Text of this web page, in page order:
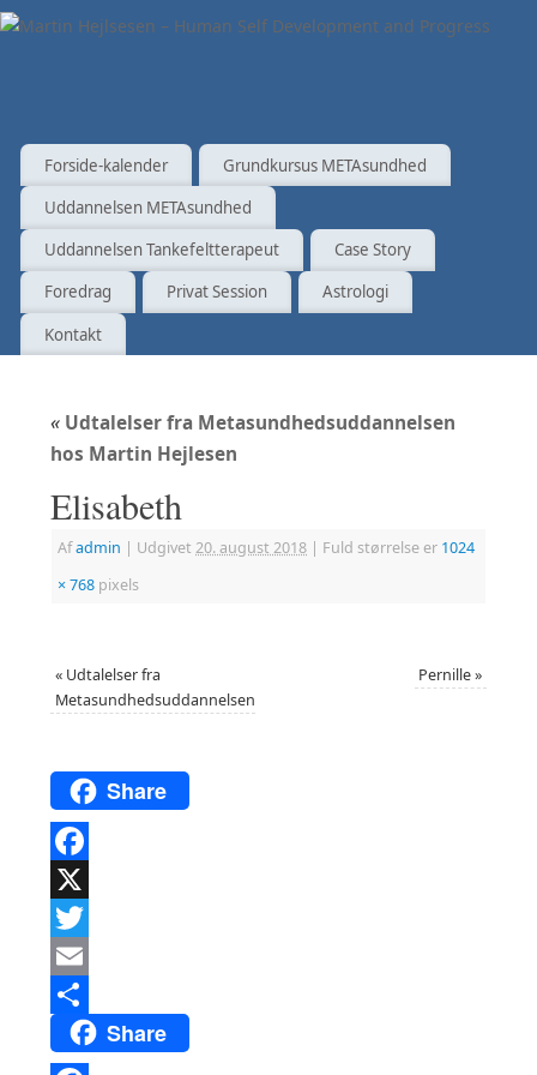
Forside-kalender
Grundkursus METAsundhed
Uddannelsen METAsundhed
Uddannelsen Tankefeltterapeut
Case Story
Foredrag
Privat Session
Astrologi
Kontakt
« Udtalelser fra Metasundhedsuddannelsen
hos Martin Hejlesen
Elisabeth
Afadmin | Udgivet 20. august 2018 | Fuld størrelse er 1024
× 768 pixels
« Udtalelser fra
Metasundhedsuddannelsen
Pernille»
Share
Facebook
X
Twitter
Email
Del
Share